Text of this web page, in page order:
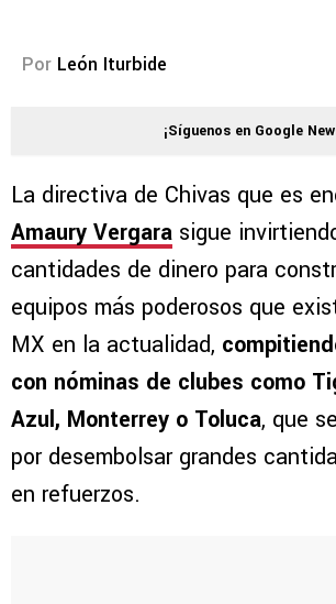
Por León Iturbide
¡Síguenos en Google
La directiva de Chivas que es
Amaury Vergara sigue
cantidades de dinero para
equipos más poderosos que
MX en la actualidad,
con nóminas de clubes como
Azul, Monterrey o Toluca, que
por desembolsar grandes
en refuerzos.